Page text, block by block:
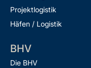
Projektlogistik
Häfen / Logistik
BHV
Die BHV